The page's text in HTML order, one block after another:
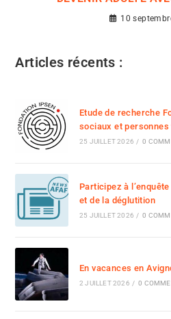
10
Articles récents :
Etude de recherche
sociaux et
25 JUILLET 2026 / 0
Participez à
et de la déglutition
25 JUILLET 2026 / 0
En vacances en
2 JUILLET 2026 / 0